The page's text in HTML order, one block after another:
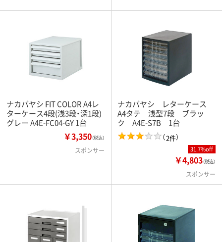
ナカバヤシ FIT COLOR A4レ
ターケース4段(浅3段・深1段)
グレー A4E-FC04-GY 1台
￥3,350（税込）
スポンサー
ナカバヤシ レターケース
A4タテ 浅型7段 ブラッ
ク A4E-S7B 1台
（2件）
31.7%off
￥4,803（税込）
スポンサー